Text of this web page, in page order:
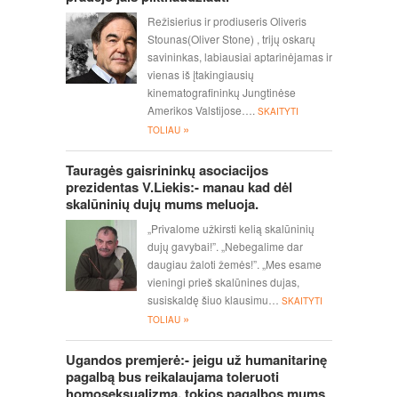
Režisierius ir prodiuseris Oliveris
Stounas(Oliver Stone) , trijų oskarų
savininkas, labiausiai aptarinėjamas ir
vienas iš įtakingiausių
kinematografininkų Jungtinėse
Amerikos Valstijose…. SKAITYTI
TOLIAU »
Tauragės gaisrininkų asociacijos
prezidentas V.Liekis:- manau kad dėl
skalūninių dujų mums meluoja.
„Privalome užkirsti kelią skalūninių
dujų gavybai!”. „Nebegalime dar
daugiau žaloti žemės!”. „Mes esame
vieningi prieš skalūnines dujas,
susiskaldę šiuo klausimu…
SKAITYTI
TOLIAU »
Ugandos premjerė:- jeigu už humanitarinę
pagalbą bus reikalaujama toleruoti